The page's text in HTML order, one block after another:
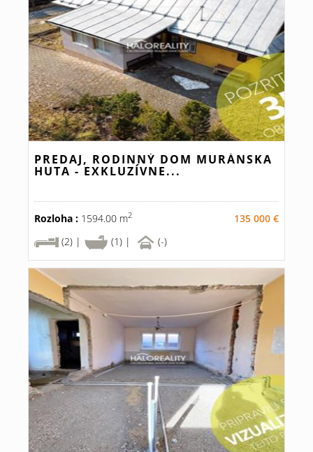
PREDAJ, RODINNÝ DOM MURÁNSKA
HUTA - EXKLUZÍVNE...
Rozloha : 1594.00 m2
135 000 €
(2) |
(1) | (-)